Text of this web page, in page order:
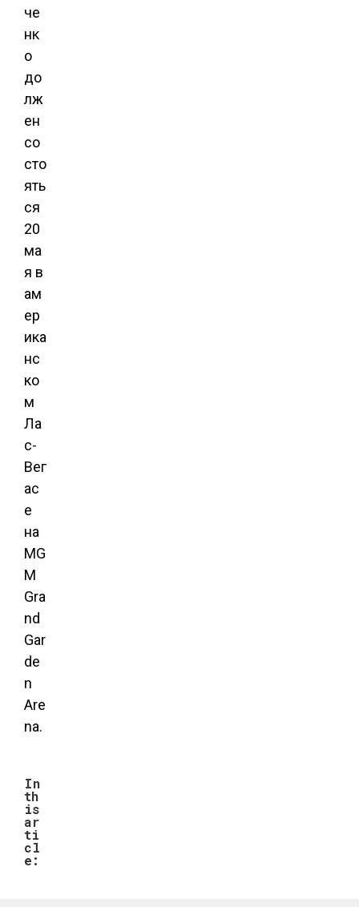
че
нк
о
до
лж
ен
со
сто
ять
ся
20
ма
я в
ам
ер
ика
нс
ко
м
Ла
с-
Вег
ас
е
на
MG
M
Gra
nd
Gar
de
n
Are
na.
In
th
is
ar
ti
cl
e: